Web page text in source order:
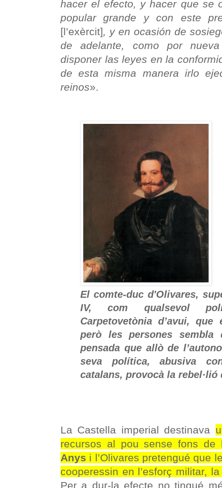
hacer el efecto, y hacer que se
popular grande y con este
[l’exèrcit], y en ocasión de
de adelante, como por
disponer las leyes en la
de esta misma manera irlo
reinos».
El comte-duc d'Olivares,
IV, com qualsevol
Carpetovetònia d’avui,
però les persones
pensada que allò de
seva política, abusiva
catalans, provocà la rebel·lió
La Castella imperial destinava
recursos al pou sense fons
Anys i l’Olivares pretengué que
cooperessin en l’esforç militar,
Per a dur-la efecte no tingué